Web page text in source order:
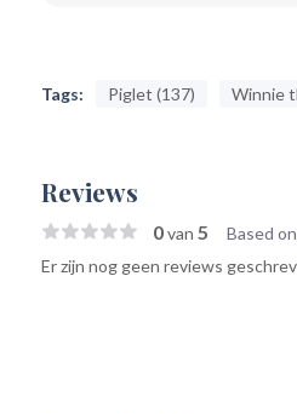
Tags: Piglet (137) Winnie
Reviews
0van 5
Based
Er zijn nog geen reviews